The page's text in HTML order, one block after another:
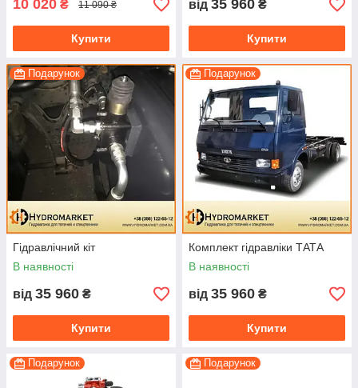
10 020 ₴ 11 090 ₴
Купити
від 35 960 ₴
Купити
Подарунок
Гідравлічний кіт
В наявності
від 35 960 ₴
Купити
Подарунок
Комплект гідравліки ТАТА
В наявності
від 35 960 ₴
Купити
Подарунок Подарунок